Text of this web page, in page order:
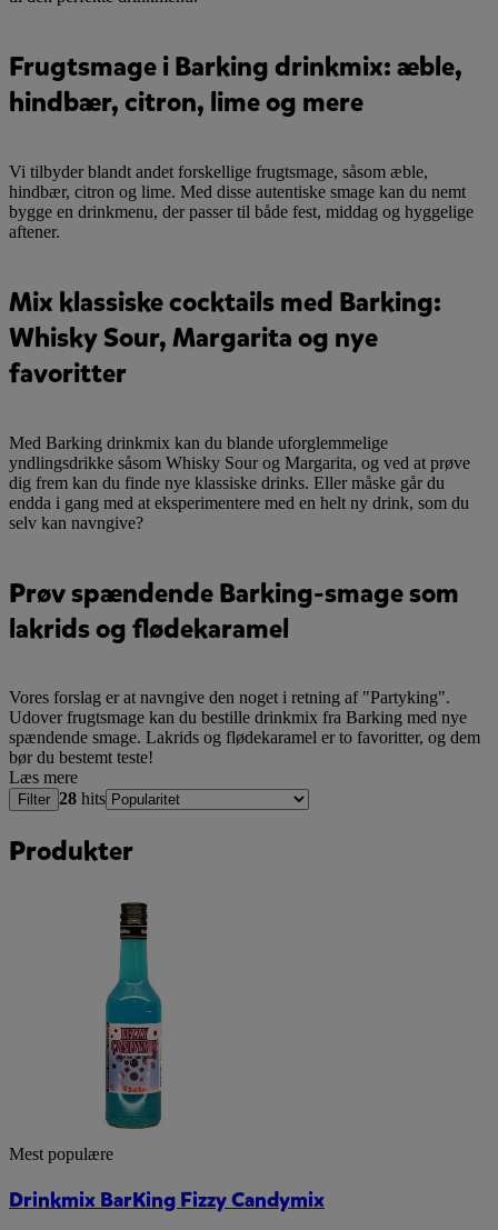
Frugtsmage i Barking drinkmix: æble,
hindbær, citron, lime og mere
Vi tilbyder blandt andet forskellige frugtsmage, såsom æble,
hindbær, citron og lime. Med disse autentiske smage kan du nemt
bygge en drinkmenu, der passer til både fest, middag og hyggelige
aftener.
Mix klassiske cocktails med Barking:
Whisky Sour, Margarita og nye
favoritter
Med Barking drinkmix kan du blande uforglemmelige
yndlingsdrikke såsom Whisky Sour og Margarita, og ved at prøve
dig frem kan du finde nye klassiske drinks. Eller måske går du
endda i gang med at eksperimentere med en helt ny drink, som du
selv kan navngive?
Prøv spændende Barking-smage som
lakrids og flødekaramel
Vores forslag er at navngive den noget i retning af "Partyking".
Udover frugtsmage kan du bestille drinkmix fra Barking med nye
spændende smage. Lakrids og flødekaramel er to favoritter, og dem
bør du bestemt teste!
Læs mere
Filter 28 hits
Produkter
Mest populære
Drinkmix BarKing Fizzy Candymix